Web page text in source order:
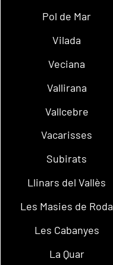
Pol de Mar
Vilada
Veciana
Vallirana
Vallcebre
Vacarisses
Subirats
Llinars del Vallès
Les Masies de Roda
Les Cabanyes
La Quar